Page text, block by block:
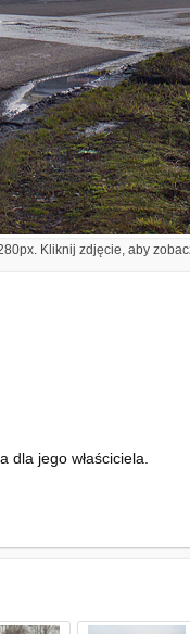
Kliknij zdjęcie, aby
jego właściciela.